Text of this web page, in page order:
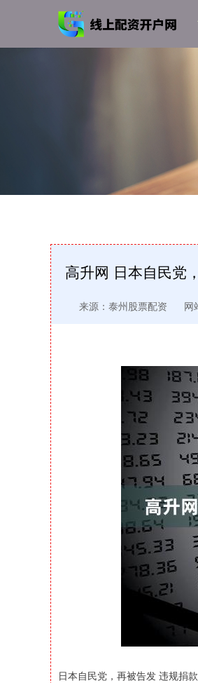
高升网 日本自民党
来源：泰州股票配资 网
日本自民党，再被告发 违规捐
深证成指